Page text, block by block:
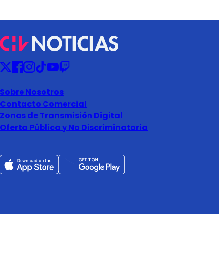
Sobre Nosotros
Contacto Comercial
Zonas de Transmisión Digital
Oferta Pública y No Discriminatoria